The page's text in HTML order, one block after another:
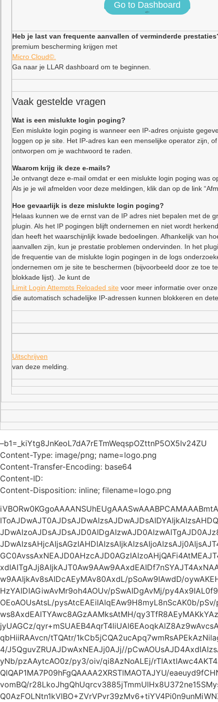
Go to Dashboard
<!–
Heb je last van frequente aanvallen of verminderde
premium bescherming krijgen met
Micro Cloud©.
Ga naar je LLAR dashboard om te beginnen.
Vaak gestelde vragen
Wat is een mislukte login poging?
Een mislukte login poging is wanneer een IP-adres onjuiste
loggen op je site. Het IP-adres kan een menselijke operator zijn,
ontworpen om je wachtwoord te raden.
Waarom krijg ik deze e-mails?
Je ontvangt deze e-mail omdat er een mislukte login poging was
Als je je wil afmelden voor deze meldingen, klik dan op de link
Hoe gevaarlijk is deze mislukte login poging?
Helaas kunnen we de ernst van de IP adres niet bepalen met de
plugin. Als het IP pogingen blijft ondernemen en niet wordt
dan heeft het waarschijnlijk kwade bedoelingen. Afhankelijk van
aanvallen zijn, kun je prestatie problemen ondervinden. In het
de frequentie van de mislukte login pogingen in de logs
ondernemen om je site te beschermen (bijvoorbeeld door ze toe
blokkade lijst). Je kunt de
Limit Login Attempts Reloaded site voor meer informatie over
die automatisch schadelijke IP-adressen kunnen blokkeren en
Uitschrijven
van deze melding.
–b1=_kiYtg8JnKeoL7dA7rETmWeqspOZttnP5OX5Iv24ZU
Content-Type: image/png; name=logo.png
Content-Transfer-Encoding: base64
Content-ID:
Content-Disposition: inline; filename=logo.png
w9AAIjkAv8sAIDcAEyMAv80AxdL/pSoAw9IAwdD/
HzYAIDIAGiwAvMr9oh4AOUv/pSwAIDgAvMj/
OEoAOUsAtsL/pysAtcEAEiIAlqEAw9H8myL8nScAK0b/
ws8AxdEAITYAwc8AGzAAMksAtMH/
jyUAGCz/
qbHiiRAAvcn/tTQAtr/
4/J5QguvZRUAJDwAxNEAJj0AJj//
yNb/pzAAytcAO0z/py3/oiv/qi8AzNoALEj/
QlQAP1MA7P09hFgQAAAA2XRSTlMAOTAJYU/
vomBQ/